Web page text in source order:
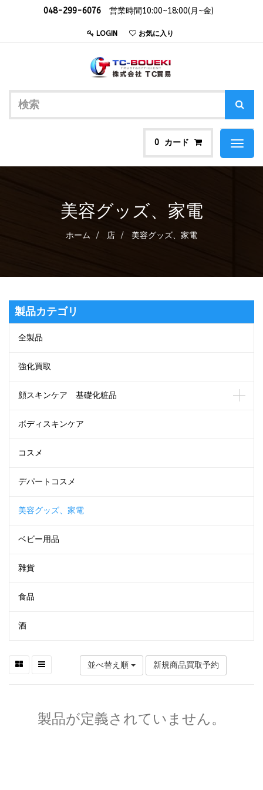
048-299-6076 営業時間10:00~18:00(月~金)
LOGIN お気に入り
0 カード
Toggle
美容グッズ、家電
ホーム 店 美容グッズ、家電
製品カテゴリ
全製品
強化買取
顔スキンケア 基礎化粧品
ボディスキンケア
コスメ
デパートコスメ
美容グッズ、家電
ベビー用品
雜貨
食品
酒
並べ替え順 新規商品買取予約
製品が定義されていません。